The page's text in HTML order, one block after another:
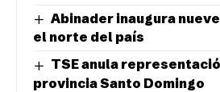
Abinader inaugura
el norte del país
TSE anula
provincia Santo Domingo